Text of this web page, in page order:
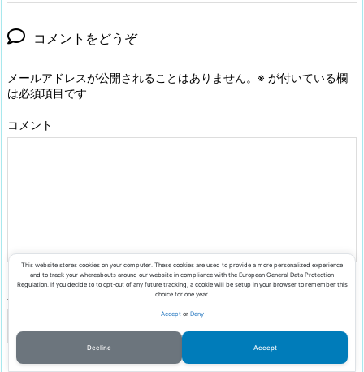
コメントをどうぞ
メールアドレスが公開されることはありません。 ※ が付いている欄
は必須項目です
コメント
名前
メールアドレス*
This website stores cookies on your computer. These cookies are used to provide a more personalized experience
and to track your whereabouts around our website in compliance with the European General Data Protection
Regulation. If you decide to to opt-out of any future tracking, a cookie will be setup in your browser to remember this
choice for one year.
Acceptor Deny
Decline Accept